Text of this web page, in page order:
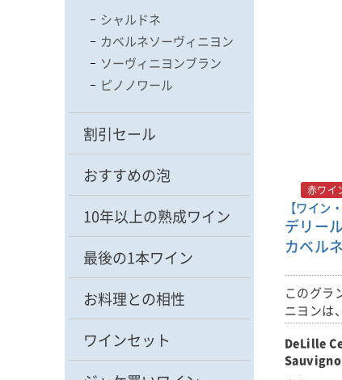
シャルドネ
カベルネソーヴィニヨン
ソーヴィニヨンブラン
ピノノワール
割引セール
おすすめの泡
10年以上の熟成ワイン
最後の1本ワイン
お料理との相性
ワインセット
赤ワイ
【ワイン
デリー
カベル
このグラ
ニヨンは
メリカ政
て久しい
畑で栽培
DeLille